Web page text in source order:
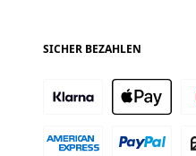
SICHER BEZAHLEN